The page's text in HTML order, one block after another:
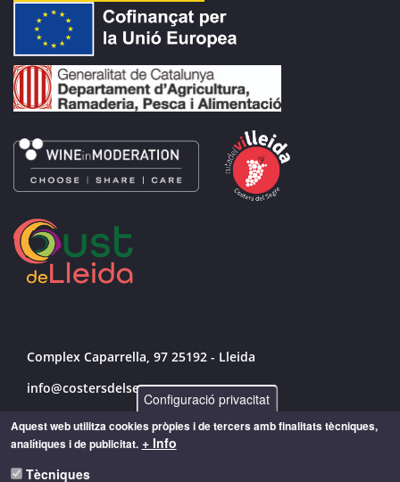
Complex Caparrella, 97 25192 - Lleida
info@costersdelsegre.es
973 264 583
Configuració privacitat
Aquest web utilitza cookies pròpies i de tercers amb finalitats tècniques,
analítiques i de publicitat. + Info
Tècniques